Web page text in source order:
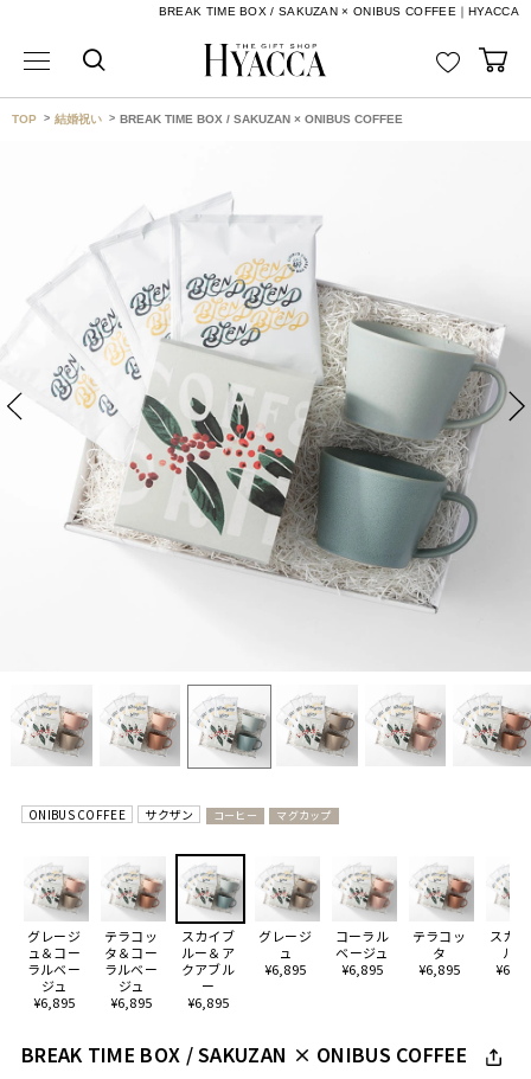
BREAK TIME BOX / SAKUZAN × ONIBUS COFFEE｜HYACCA
TOP 結婚祝い BREAK TIME BOX / SAKUZAN × ONIBUS COFFEE
ONIBUS COFFEE サクザン コーヒー マグカップ
グレージ
ュ＆コー
ラルベー
ジュ
¥6,895
テラコッ
タ＆コー
ラルベー
ジュ
¥6,895
スカイブ
ルー＆ア
クアブル
ー
¥6,895
グレージ
ュ
¥6,895
コーラル
ベージュ
¥6,895
テラコッ
タ
¥6,895
スカ
ルー
BREAK TIME BOX / SAKUZAN × ONIBUS COFFEE